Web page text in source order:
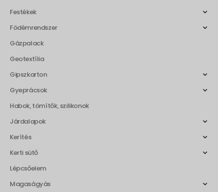
Festékek
Födémrendszer
Gázpalack
Geotextília
Gipszkarton
Gyeprácsok
Habok, tömítők, szilikonok
Járdalapok
Kerítés
Kerti sütő
Lépcsőelem
Magaságyás